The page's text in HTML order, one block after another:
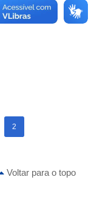
2
Voltar para o topo